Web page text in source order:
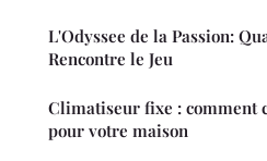
L'Odyssee de la Passion:
Rencontre le Jeu
Climatiseur fixe : comment
pour votre maison